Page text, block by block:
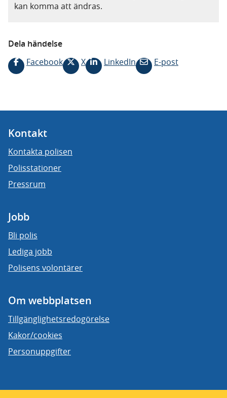
kan komma att ändras.
Dela händelse
Facebook
X LinkedIn E-post
Kontakt
Kontakta polisen
Polisstationer
Pressrum
Jobb
Bli polis
Lediga jobb
Polisens volontärer
Om webbplatsen
Tillgänglighetsredogörelse
Kakor/cookies
Personuppgifter